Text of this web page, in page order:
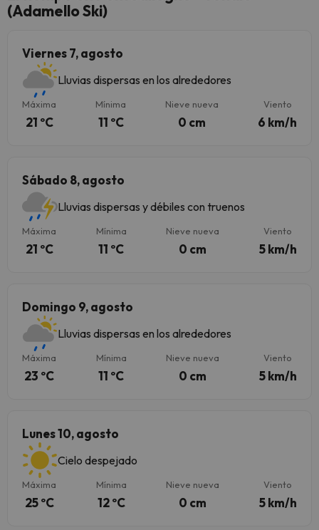
(Adamello Ski)
Viernes 7, agosto
Lluvias dispersas en los alrededores
Máxima
21 ºC
Mínima
11 ºC
Nieve nueva
0 cm
Viento
6 km/h
Sábado 8, agosto
Lluvias dispersas y débiles con truenos
Máxima
21 ºC
Mínima
11 ºC
Nieve nueva
0 cm
Viento
5 km/h
Domingo 9, agosto
Lluvias dispersas en los alrededores
Máxima
23 ºC
Mínima
11 ºC
Nieve nueva
0 cm
Viento
5 km/h
Lunes 10, agosto
Cielo despejado
Máxima
25 ºC
Mínima
12 ºC
Nieve nueva
0 cm
Viento
5 km/h